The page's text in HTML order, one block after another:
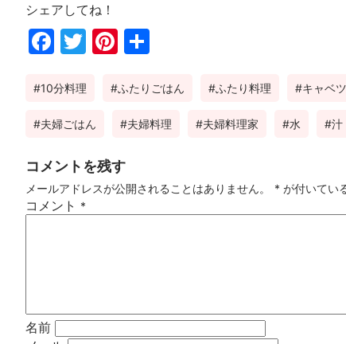
シェアしてね！
Fac
ok
Twi
Pin
est
10分料理 ふたりごはん ふたり料理 キャベツ
夫婦ごはん 夫婦料理 夫婦料理家 水 汁
コメントを残す
メールアドレスが公開されることはありません。 * が付いてい
コメント *
名前